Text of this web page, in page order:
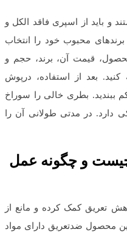
باید از اسپری فاقد الکل و
برندهای محبوب خود را انتخاب
قیمت آن، برند، حجم و
بعد از استفاده، درپوش
ببندید. بطری خالی را سوراخ
دارد. در مدتی طولانی آن را
چیست و چگونه عمل
تعریق کمک کرده و مانع از
محصول ضدتعریق دارای مواد